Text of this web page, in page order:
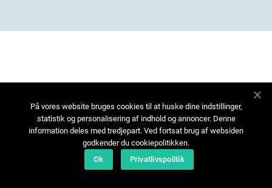
På vores website bruges cookies til at huske dine indstillinger,
statistik og personalisering af indhold og annoncer. Denne
information deles med tredjepart. Ved fortsat brug af websiden
godkender du cookiepolitikken.
Ok
Privatlivspolitik